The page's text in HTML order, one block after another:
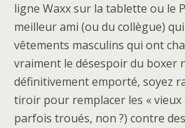
ligne Waxx sur la tablette ou le
meilleur ami (ou du collègue)
vêtements masculins qui ont
vraiment le désespoir du boxer
définitivement emporté, soyez
tiroir pour remplacer les « vieux
parfois troués, non ?) contre